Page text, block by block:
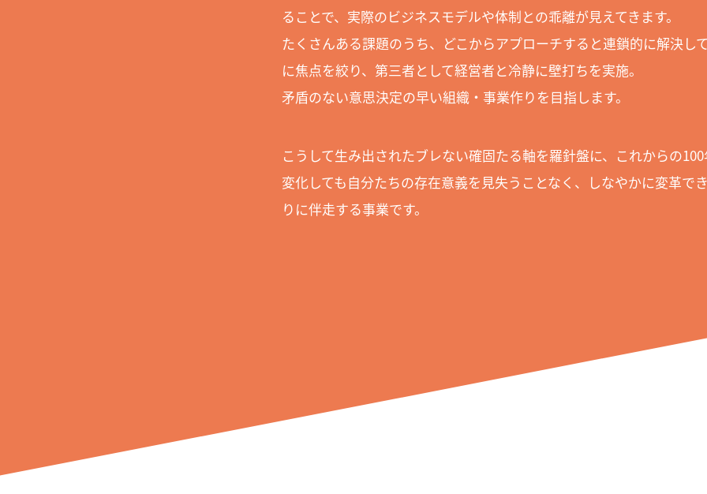
ることで、実際のビジネスモデルや体制との乖離が見えてきます。
たくさんある課題のうち、どこからアプローチすると連鎖的に解決し
に焦点を絞り、第三者として経営者と冷静に壁打ちを実施。
矛盾のない意思決定の早い組織・事業作りを目指します。
こうして生み出されたブレない確固たる軸を羅針盤に、これからの
変化しても自分たちの存在意義を見失うことなく、しなやかに変革で
りに伴走する事業です。